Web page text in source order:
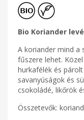
Bio Koriander
A koriander mind a
fűszere lehet.
hurkafélék és
savanyúságok és
csokoládé, likőrök
Összetevők: